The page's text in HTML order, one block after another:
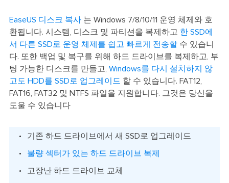
EaseUS 디스크 복사는 Windows 7/8/10/11 운영 체제와 호
환됩니다. 시스템, 디스크 및 파티션을 복제하고 한 SSD에
서 다른 SSD로 운영 체제를 쉽고 빠르게 전송할수 있습니
다. 또한 백업 및 복구를 위해 하드 드라이브를 복제하고, 부
팅 가능한 디스크를 만들고, Windows를 다시 설치하지 않
고도 HDD를 SSD로 업그레이드 할 수 있습니다. FAT12,
FAT16, FAT32 및 NTFS 파일을 지원합니다. 그것은 당신을
도울 수 있습니다
기존 하드 드라이브에서 새 SSD로 업그레이드
불량 섹터가 있는 하드 드라이브 복제
고장난 하드 드라이브 교체